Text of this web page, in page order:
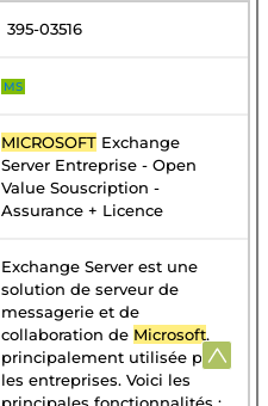
395-03516
MS
MICROSOFT Exchange
Server Entreprise - Open
Value Souscription -
Assurance + Licence
Exchange Server est une
solution de serveur de
messagerie et de
collaboration de Microsoft,
principalement utilisée par
les entreprises. Voici les